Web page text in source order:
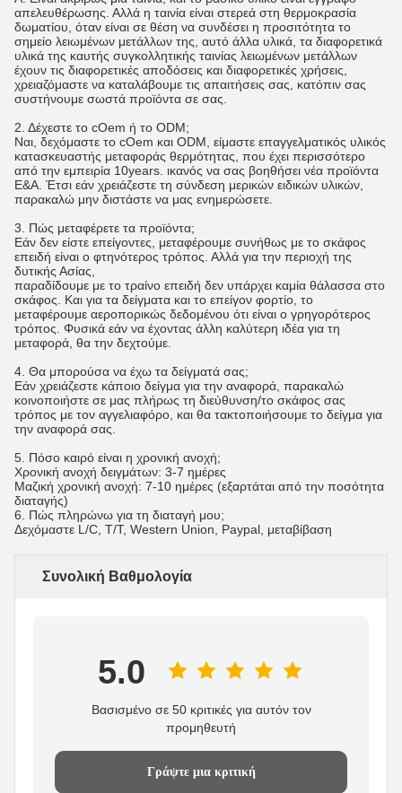
απελευθέρωσης. Αλλά η ταινία είναι στερεά στη θερμοκρασία
δωματίου, όταν είναι σε θέση να συνδέσει η προσιτότητα το
σημείο λειωμένων μετάλλων της, αυτό άλλα υλικά, τα διαφορετικά
υλικά της καυτής συγκολλητικής ταινίας λειωμένων μετάλλων
έχουν τις διαφορετικές αποδόσεις και διαφορετικές χρήσεις,
χρειαζόμαστε να καταλάβουμε τις απαιτήσεις σας, κατόπιν σας
συστήνουμε σωστά προϊόντα σε σας.
2. Δέχεστε το cOem ή το ODM;
Ναι, δεχόμαστε το cOem και ODM, είμαστε επαγγελματικός υλικός
κατασκευαστής μεταφοράς θερμότητας, που έχει περισσότερο
από την εμπειρία 10years. ικανός να σας βοηθήσει νέα προϊόντα
Ε&Α. Έτσι εάν χρειάζεστε τη σύνδεση μερικών ειδικών υλικών,
παρακαλώ μην διστάστε να μας ενημερώσετε.
3. Πώς μεταφέρετε τα προϊόντα;
Εάν δεν είστε επείγοντες, μεταφέρουμε συνήθως με το σκάφος
επειδή είναι ο φτηνότερος τρόπος. Αλλά για την περιοχή της
δυτικής Ασίας,
παραδίδουμε με το τραίνο επειδή δεν υπάρχει καμία θάλασσα στο
σκάφος. Και για τα δείγματα και το επείγον φορτίο, το
μεταφέρουμε αεροπορικώς δεδομένου ότι είναι ο γρηγορότερος
τρόπος. Φυσικά εάν να έχοντας άλλη καλύτερη ιδέα για τη
μεταφορά, θα την δεχτούμε.
4. Θα μπορούσα να έχω τα δείγματά σας;
Εάν χρειάζεστε κάποιο δείγμα για την αναφορά, παρακαλώ
κοινοποιήστε σε μας πλήρως τη διεύθυνση/το σκάφος σας
τρόπος με τον αγγελιαφόρο, και θα τακτοποιήσουμε το δείγμα για
την αναφορά σας.
5. Πόσο καιρό είναι η χρονική ανοχή;
Χρονική ανοχή δειγμάτων: 3-7 ημέρες
Μαζική χρονική ανοχή: 7-10 ημέρες (εξαρτάται από την ποσότητα
διαταγής)
6. Πώς πληρώνω για τη διαταγή μου;
Δεχόμαστε L/C, T/T, Western Union, Paypal, μεταβίβαση
Συνολική Βαθμολογία
5.0
Βασισμένο σε 50 κριτικές για αυτόν τον
προμηθευτή
Γράψτε μια κριτική